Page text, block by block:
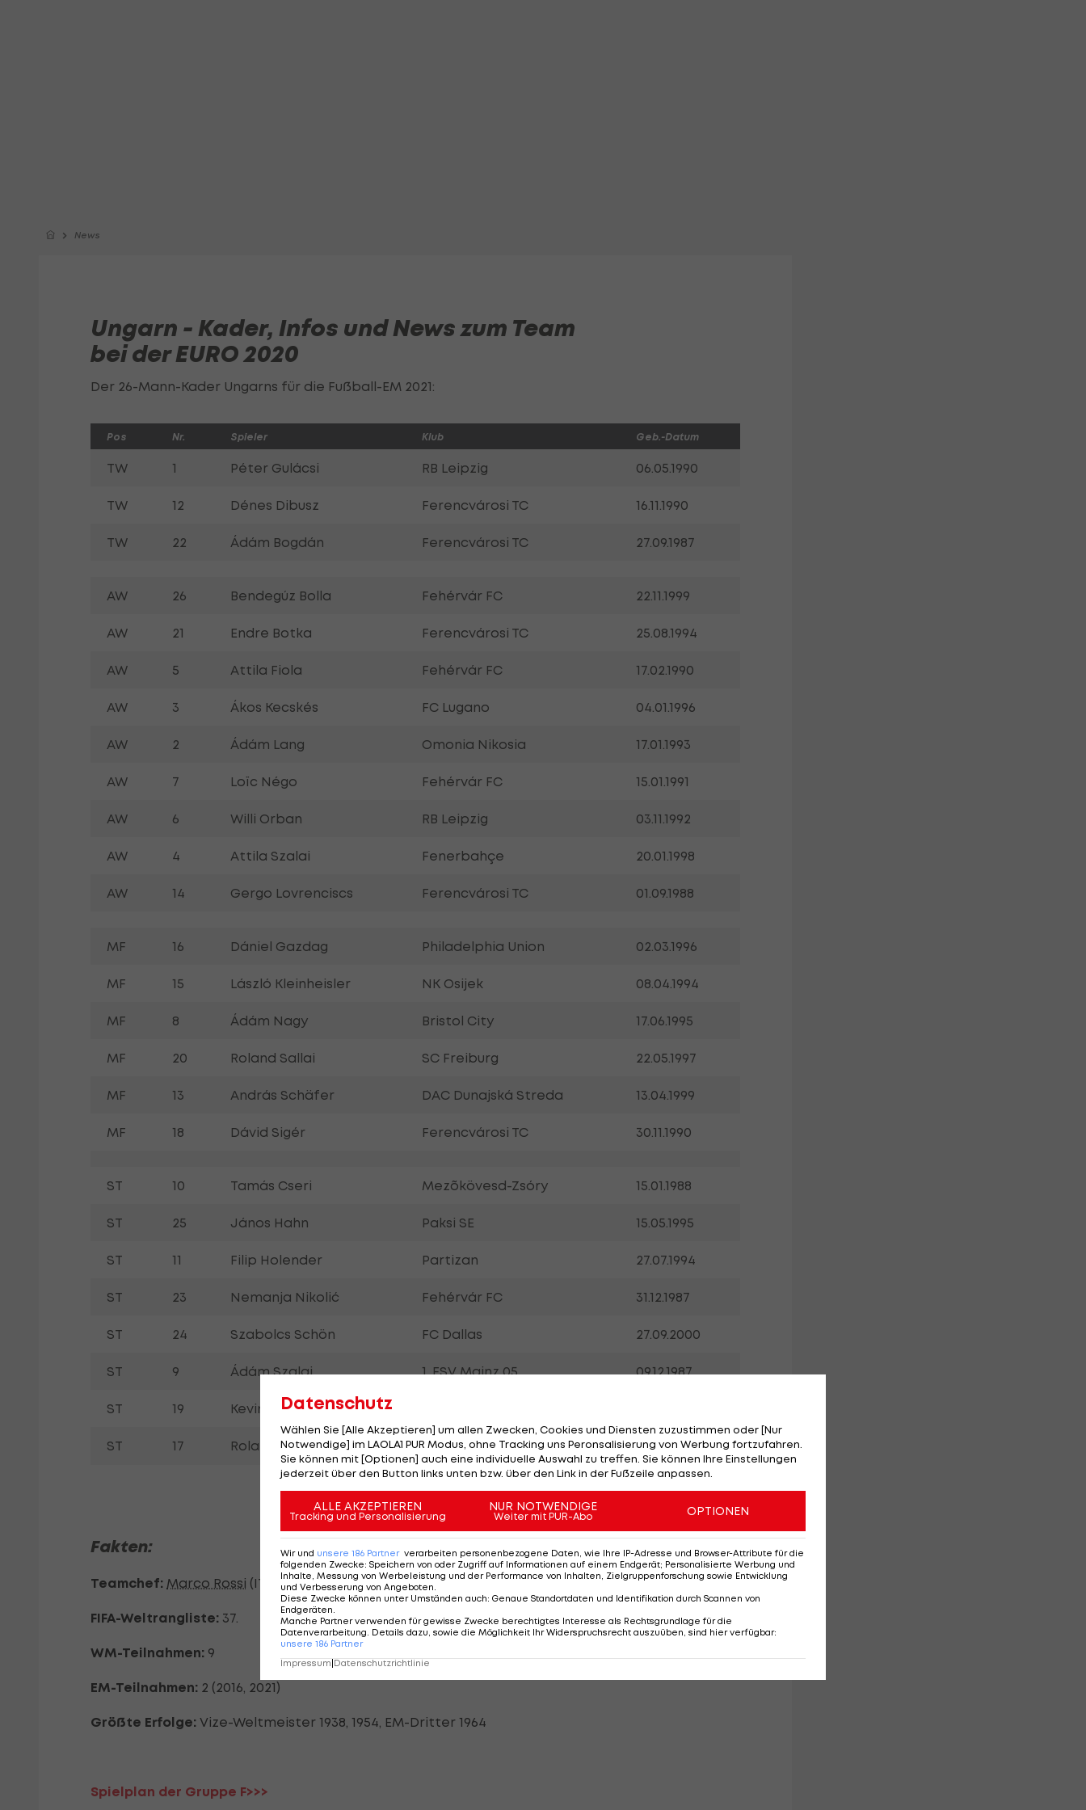
News
Ungarn - Kader, Infos und News zum Team
bei der EURO 2020
Der 26-Mann-Kader Ungarns für die Fußball-EM 2021:
Pos Nr. Spieler Klub Geb.-Datum
TW 1 Péter Gulácsi RB Leipzig 06.05.1990
TW 12 Dénes Dibusz Ferencvárosi TC 16.11.1990
TW 22 Ádám Bogdán Ferencvárosi TC 27.09.1987
AW 26 Bendegúz Bolla Fehérvár FC 22.11.1999
AW 21 Endre Botka Ferencvárosi TC 25.08.1994
AW 5 Attila Fiola Fehérvár FC 17.02.1990
AW 3 Ákos Kecskés FC Lugano 04.01.1996
AW 2 Ádám Lang Omonia Nikosia 17.01.1993
AW 7 Loïc Négo Fehérvár FC 15.01.1991
AW 6 Willi Orban RB Leipzig 03.11.1992
AW 4 Attila Szalai Fenerbahçe 20.01.1998
AW 14 Gergo Lovrenciscs Ferencvárosi TC 01.09.1988
MF 16 Dániel Gazdag Philadelphia Union 02.03.1996
MF 15 László Kleinheisler NK Osijek 08.04.1994
MF 8 Ádám Nagy Bristol City 17.06.1995
MF 20 Roland Sallai SC Freiburg 22.05.1997
MF 13 András Schäfer DAC Dunajská Streda 13.04.1999
MF 18 Dávid Sigér Ferencvárosi TC 30.11.1990
ST 10 Tamás Cseri Mezõkövesd-Zsóry 15.01.1988
ST 25 János Hahn Paksi SE 15.05.1995
ST 11 Filip Holender Partizan 27.07.1994
ST 23 Nemanja Nikolić Fehérvár FC 31.12.1987
ST 24 Szabolcs Schön FC Dallas 27.09.2000
ST 9 Ádám Szalai 1. FSV Mainz 05 09.12.1987
ST 19 Kevin Varga
ST 17 Roland Varga MTK Budapest 23.01.1990
Fakten:
Teamchef: Marco Rossi (ITA)
FIFA-Weltrangliste: 37.
WM-Teilnahmen: 9
EM-Teilnahmen: 2 (2016, 2021)
Größte Erfolge: Vize-Weltmeister 1938, 1954, EM-Dritter 1964
Spielplan der Gruppe F>>>
Datenschutz
Wählen Sie [Alle Akzeptieren] um allen Zwecken, Cookies und Diensten zuzustimmen oder [Nur
Notwendige] im LAOLA1 PUR Modus, ohne Tracking uns Peronsalisierung von Werbung fortzufahren.
Sie können mit [Optionen] auch eine individuelle Auswahl zu treffen. Sie können Ihre Einstellungen
jederzeit über den Button links unten bzw. über den Link in der Fußzeile anpassen.
ALLE AKZEPTIEREN
Tracking und Personalisierung
NUR NOTWENDIGE
Weiter mit PUR-Abo OPTIONEN
Wir und unsere 186 Partner verarbeiten personenbezogene Daten, wie Ihre IP-Adresse und Browser-Attribute für die
folgenden Zwecke: Speichern von oder Zugriff auf Informationen auf einem Endgerät; Personalisierte Werbung und
Inhalte, Messung von Werbeleistung und der Performance von Inhalten, Zielgruppenforschung sowie Entwicklung
und Verbesserung von Angeboten.
Diese Zwecke können unter Umständen auch: Genaue Standortdaten und Identifikation durch Scannen von
Endgeräten.
Manche Partner verwenden für gewisse Zwecke berechtigtes Interesse als Rechtsgrundlage für die
Datenverarbeitung. Details dazu, sowie die Möglichkeit Ihr Widerspruchsrecht auszuüben, sind hier verfügbar:
unsere 186 Partner
Impressum Datenschutzrichtlinie